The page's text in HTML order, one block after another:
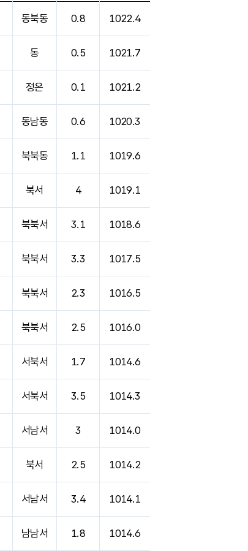
동북동 0.8 1022.4
동 0.5 1021.7
정온 0.1 1021.2
동남동 0.6 1020.3
북북동 1.1 1019.6
북서 4 1019.1
북북서 3.1 1018.6
북북서 3.3 1017.5
북북서 2.3 1016.5
북북서 2.5 1016.0
서북서 1.7 1014.6
서북서 3.5 1014.3
서남서 3 1014.0
북서 2.5 1014.2
서남서 3.4 1014.1
남남서 1.8 1014.6